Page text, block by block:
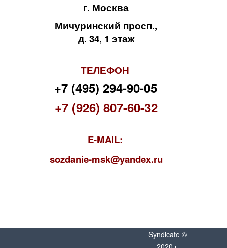
г. Москва
Мичуринский просп.,
д. 34, 1 этаж
ТЕЛЕФОН
+7 (495) 294-90-05
+7 (926) 807-60-32
E-MAIL:
sozdanie-msk@yandex.ru
Syndicate ©